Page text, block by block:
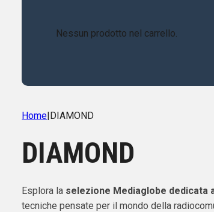
Nessun prodotto nel carrello.
Home|DIAMOND
DIAMOND
Esplora la selezione Mediaglobe dedicata
tecniche pensate per il mondo della